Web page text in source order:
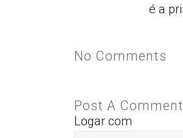
é a
No Comments
Post A Comment
Logar com